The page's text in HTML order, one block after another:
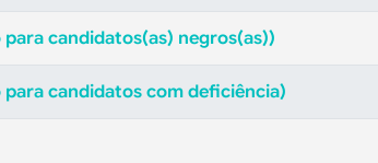
candidatos(as) negros(as))
candidatos com deficiência)